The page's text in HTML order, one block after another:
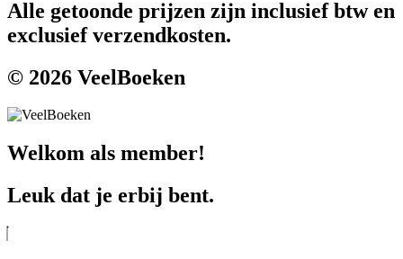
Alle getoonde prijzen zijn inclusief btw en
exclusief verzendkosten.
© 2026 VeelBoeken
Welkom als member!
Leuk dat je erbij bent.